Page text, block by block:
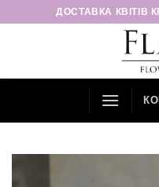
ПропуститиДОСТАВКА КВІТІВ